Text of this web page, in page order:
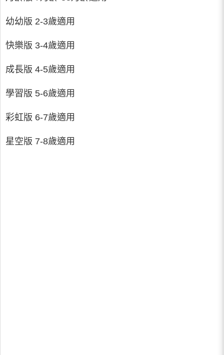
幼幼版 2-3歲適用
快樂版 3-4歲適用
成長版 4-5歲適用
學習版 5-6歲適用
彩虹版 6-7歲適用
星空版 7-8歲適用